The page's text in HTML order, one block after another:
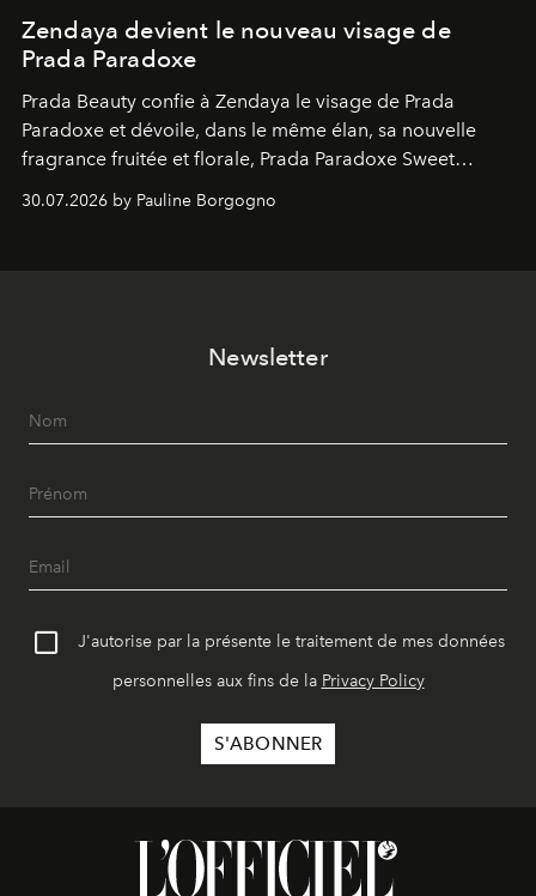
Zendaya devient le nouveau visage de
Prada Paradoxe
Prada Beauty confie à Zendaya le visage de Prada
Paradoxe et dévoile, dans le même élan, sa nouvelle
fragrance fruitée et florale, Prada Paradoxe Sweet
Chemistry Eau de Parfum.
30.07.2026 by Pauline Borgogno
Newsletter
J'autorise par la présente le traitement de mes données
personnelles aux fins de la Privacy Policy